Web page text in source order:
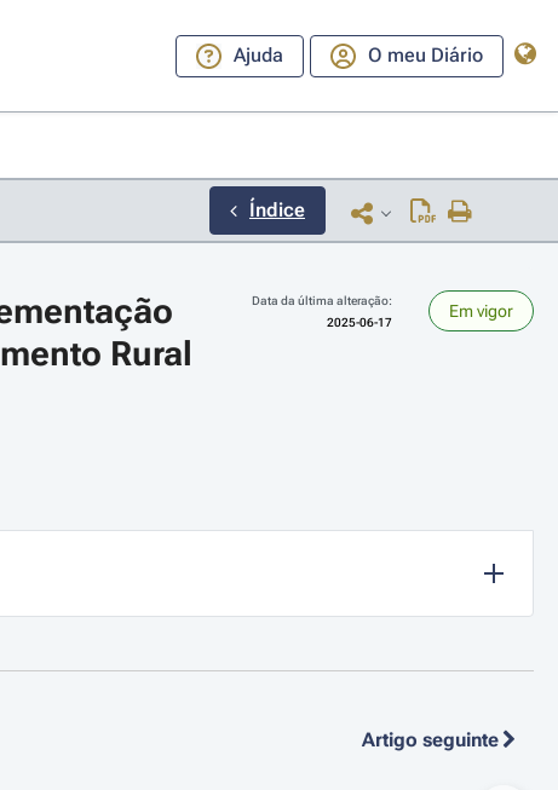
Ajuda O meu Diário
Índice
Rural
Data da última alteração:
2025-06-17
Em vigor
Artigo seguinte